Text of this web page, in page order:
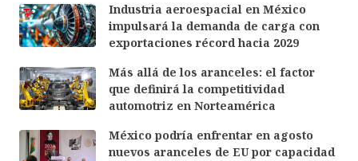
Industria aeroespacial en México
impulsará la demanda de carga con
exportaciones récord hacia 2029
Más allá de los aranceles: el factor
que definirá la competitividad
automotriz en Norteamérica
México podría enfrentar en agosto
nuevos aranceles de EU por capacidad